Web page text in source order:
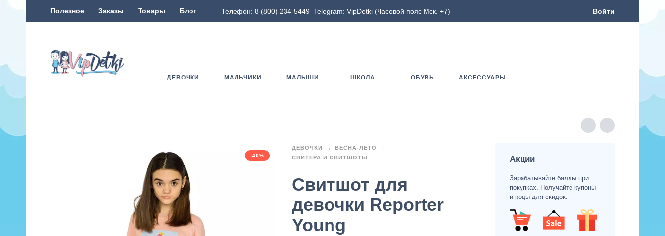
Полезное Заказы Товары Блог Телефон: 8 (800) 234-5449 Telegram: VipDetki (Часовой пояс Мск. +7) Войти
ДЕВОЧКИ МАЛЬЧИКИ МАЛЫШИ ШКОЛА ОБУВЬ АКСЕССУАРЫ
-40%
ДЕВОЧКИ
ВЕСНА-ЛЕТО
СВИТЕРА И СВИТШОТЫ
Свитшот для
девочки Reporter
Young
Акции
Зарабатывайте баллы при
покупках. Получайте купоны
и коды для скидок.